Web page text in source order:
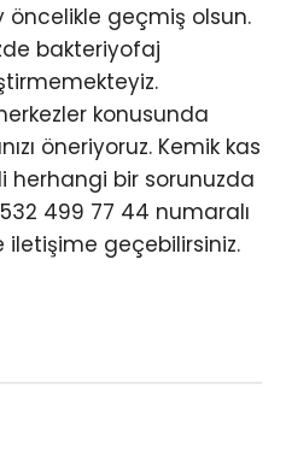
öncelikle geçmiş olsun.
bakteriyofaj
konusunda
öneriyoruz. Kemik kas
herhangi bir sorunuzda
499 77 44 numaralı
iletişime geçebilirsiniz.